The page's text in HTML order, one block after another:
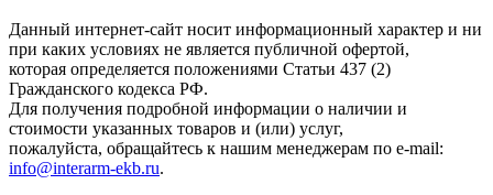
Данный интернет-сайт носит информационный характер и ни
при каких условиях не является публичной офертой,
которая определяется положениями Статьи 437 (2)
Гражданского кодекса РФ.
Для получения подробной информации о наличии и
стоимости указанных товаров и (или) услуг,
пожалуйста, обращайтесь к нашим менеджерам по e-mail:
info@interarm-ekb.ru.